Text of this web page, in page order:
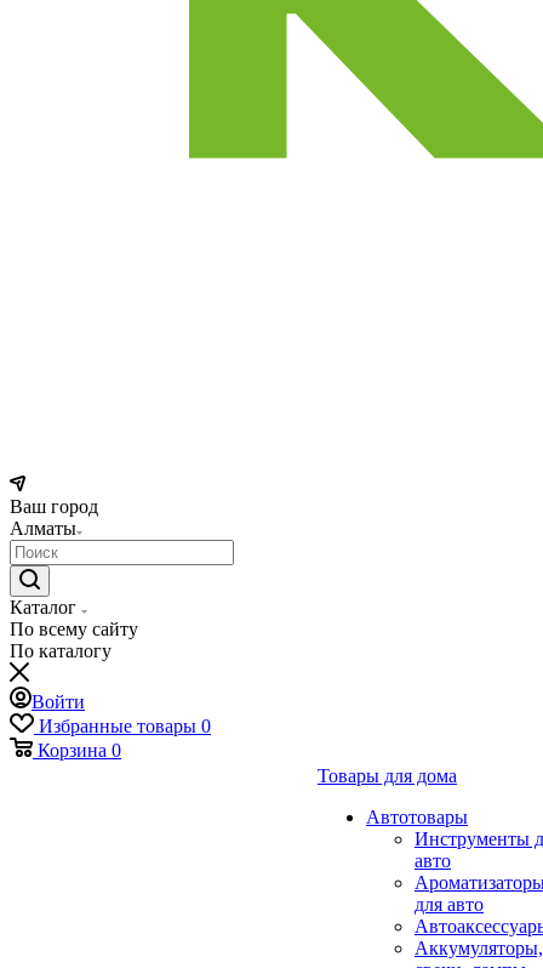
Ваш город
Алматы
Каталог
По всему сайту
По каталогу
Войти
Избранные товары 0
Корзина 0
Товары для дома
Автотовары
Инструменты
авто
для авто
Аккумуляторы,